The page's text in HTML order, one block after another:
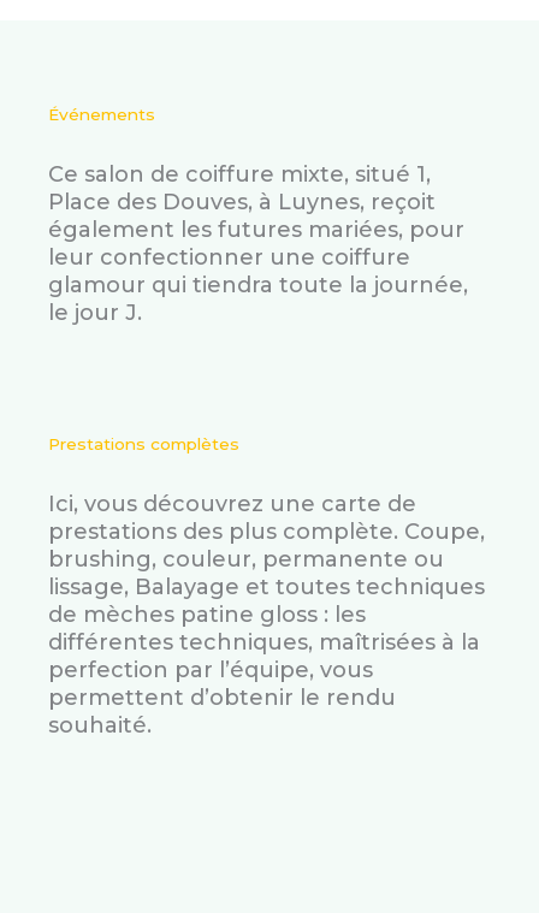
Événements
Ce salon de coiffure mixte, situé 1,
Place des Douves, à Luynes, reçoit
également les futures mariées, pour
leur confectionner une coiffure
glamour qui tiendra toute la journée,
le jour J.
Prestations complètes
Ici, vous découvrez une carte de
prestations des plus complète. Coupe,
brushing, couleur, permanente ou
lissage, Balayage et toutes techniques
de mèches patine gloss : les
différentes techniques, maîtrisées à la
perfection par l’équipe, vous
permettent d’obtenir le rendu
souhaité.